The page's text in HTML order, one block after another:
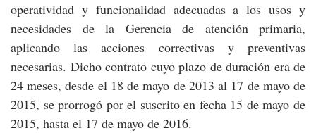
operatividad y funcionalidad adecuadas a los usos y
necesidades de la Gerencia de atención primaria,
aplicando las acciones correctivas y preventivas
necesarias. Dicho contrato cuyo plazo de duración era de
24 meses, desde el 18 de mayo de 2013 al 17 de mayo de
2015, se prorrogó por el suscrito en fecha 15 de mayo de
2015, hasta el 17 de mayo de 2016.